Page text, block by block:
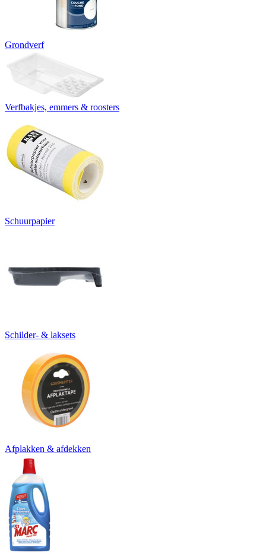
Grondverf
Verfbakjes, emmers & roosters
Schuurpapier
Schilder- & laksets
Afplakken & afdekken